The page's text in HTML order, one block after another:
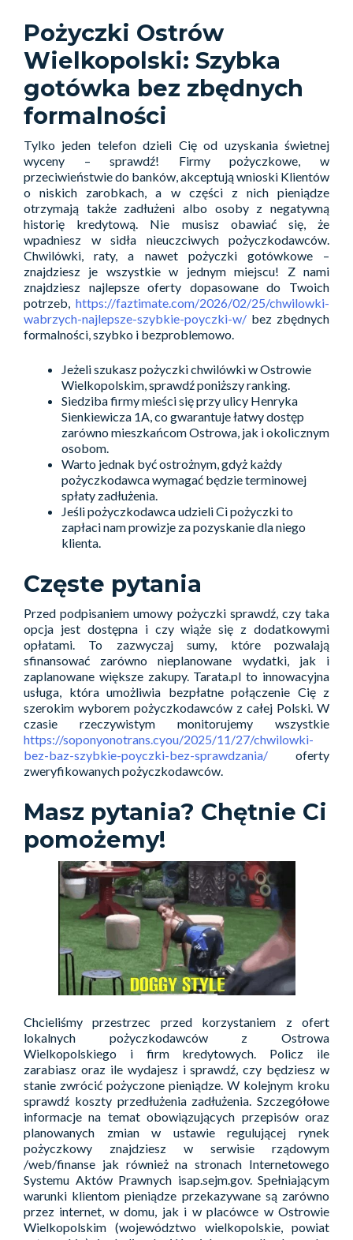
Pożyczki Ostrów
Wielkopolski: Szybka
gotówka bez zbędnych
formalności
Tylko jeden telefon dzieli Cię od uzyskania świetnej
wyceny – sprawdź! Firmy pożyczkowe, w
przeciwieństwie do banków, akceptują wnioski Klientów
o niskich zarobkach, a w części z nich pieniądze
otrzymają także zadłużeni albo osoby z negatywną
historię kredytową. Nie musisz obawiać się, że
wpadniesz w sidła nieuczciwych pożyczkodawców.
Chwilówki, raty, a nawet pożyczki gotówkowe –
znajdziesz je wszystkie w jednym miejscu! Z nami
znajdziesz najlepsze oferty dopasowane do Twoich
potrzeb, https://faztimate.com/2026/02/25/chwilowki-
wabrzych-najlepsze-szybkie-poyczki-w/ bez zbędnych
formalności, szybko i bezproblemowo.
Jeżeli szukasz pożyczki chwilówki w Ostrowie
Wielkopolskim, sprawdź poniższy ranking.
Siedziba firmy mieści się przy ulicy Henryka
Sienkiewicza 1A, co gwarantuje łatwy dostęp
zarówno mieszkańcom Ostrowa, jak i okolicznym
osobom.
Warto jednak być ostrożnym, gdyż każdy
pożyczkodawca wymagać będzie terminowej
spłaty zadłużenia.
Jeśli pożyczkodawca udzieli Ci pożyczki to
zapłaci nam prowizje za pozyskanie dla niego
klienta.
Częste pytania
Przed podpisaniem umowy pożyczki sprawdź, czy taka
opcja jest dostępna i czy wiąże się z dodatkowymi
opłatami. To zazwyczaj sumy, które pozwalają
sfinansować zarówno nieplanowane wydatki, jak i
zaplanowane większe zakupy. Tarata.pl to innowacyjna
usługa, która umożliwia bezpłatne połączenie Cię z
szerokim wyborem pożyczkodawców z całej Polski. W
czasie rzeczywistym monitorujemy wszystkie
https://soponyonotrans.cyou/2025/11/27/chwilowki-
bez-baz-szybkie-poyczki-bez-sprawdzania/ oferty
zweryfikowanych pożyczkodawców.
Masz pytania? Chętnie Ci
pomożemy!
Chcieliśmy przestrzec przed korzystaniem z ofert
lokalnych pożyczkodawców z Ostrowa
Wielkopolskiego i firm kredytowych. Policz ile
zarabiasz oraz ile wydajesz i sprawdź, czy będziesz w
stanie zwrócić pożyczone pieniądze. W kolejnym kroku
sprawdź koszty przedłużenia zadłużenia. Szczegółowe
informacje na temat obowiązujących przepisów oraz
planowanych zmian w ustawie regulującej rynek
pożyczkowy znajdziesz w serwisie rządowym
/web/finanse jak również na stronach Internetowego
Systemu Aktów Prawnych isap.sejm.gov. Spełniającym
warunki klientom pieniądze przekazywane są zarówno
przez internet, w domu, jak i w placówce w Ostrowie
Wielkopolskim (województwo wielkopolskie, powiat